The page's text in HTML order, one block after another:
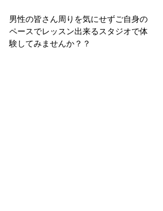
男性の皆さん周りを気にせずご自身の
ペースでレッスン出来るスタジオで体
験してみませんか？？